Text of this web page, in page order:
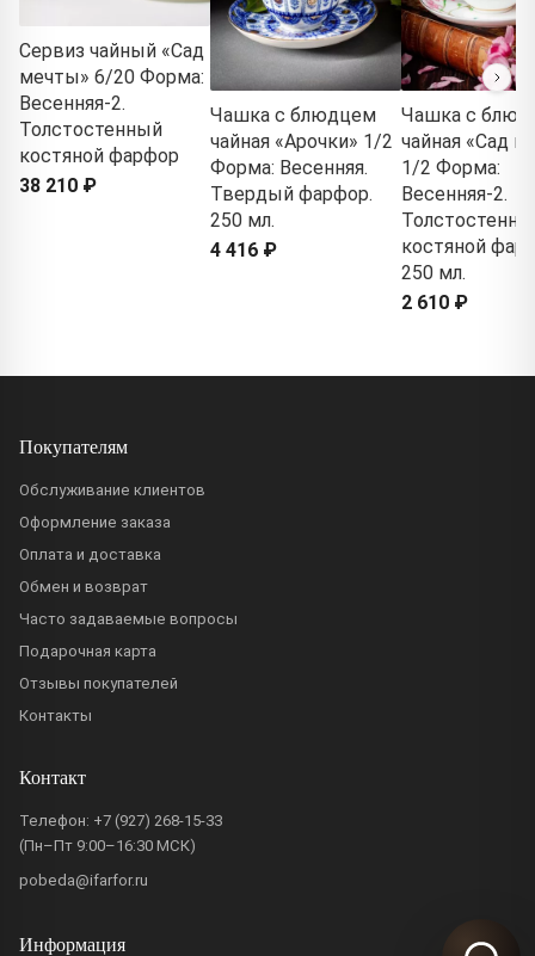
Сервиз чайный «Сад
мечты» 6/20 Форма:
Весенняя-2.
Толстостенный
костяной фарфор
38 210 ₽
Чашка с блюдцем
чайная «Арочки» 1/2
Форма: Весенняя.
Твердый фарфор.
250 мл.
4 416 ₽
Чашка с
чайная «Сад
1/2 Форма:
Весенняя-2.
костяной
250 мл.
2 610 ₽
Покупателям
Обслуживание клиентов
Оформление заказа
Оплата и доставка
Обмен и возврат
Часто задаваемые вопросы
Подарочная карта
Отзывы покупателей
Контакты
Контакт
Телефон: +7 (927) 268-15-33
(Пн–Пт 9:00–16:30 МСК)
pobeda@ifarfor.ru
Информация